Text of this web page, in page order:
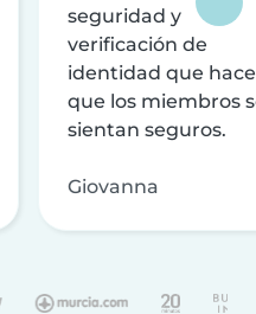
seguridad y
verificación de
identidad que
que los miembros
sientan seguros.
Giovanna